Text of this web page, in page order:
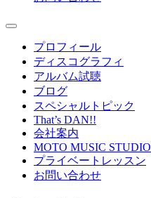
プロフィール
ディスコグラフィ
アルバム試聴
ブログ
スペシャルトピック
That’s DAN!!
会社案内
MOTO MUSIC STUDIO
プライベートレッスン
お問い合わせ